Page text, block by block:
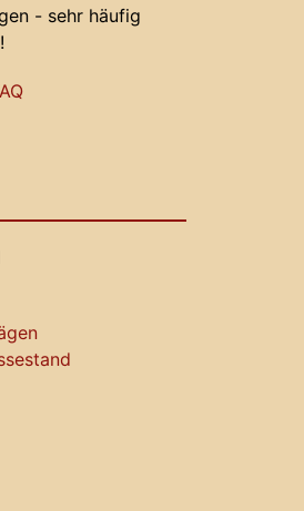
- sehr häufig